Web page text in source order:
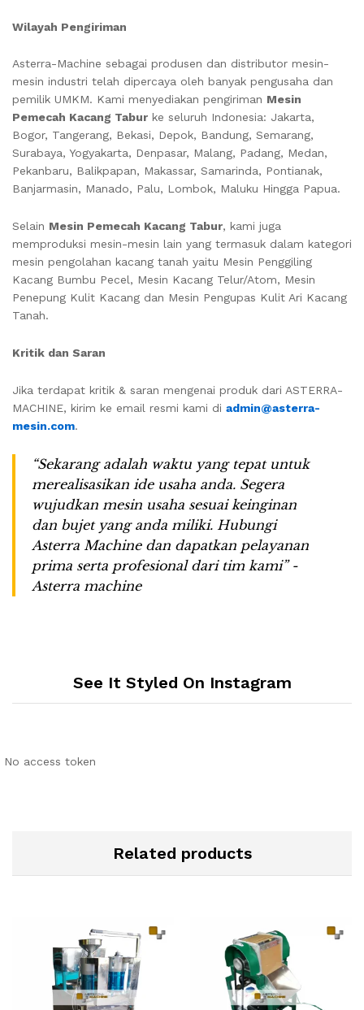
Wilayah Pengiriman
Asterra-Machine sebagai produsen dan distributor mesin-
mesin industri telah dipercaya oleh banyak pengusaha dan
pemilik UMKM. Kami menyediakan pengiriman Mesin
Pemecah Kacang Tabur ke seluruh Indonesia: Jakarta,
Bogor, Tangerang, Bekasi, Depok, Bandung, Semarang,
Surabaya, Yogyakarta, Denpasar, Malang, Padang, Medan,
Pekanbaru, Balikpapan, Makassar, Samarinda, Pontianak,
Banjarmasin, Manado, Palu, Lombok, Maluku Hingga Papua.
Selain Mesin Pemecah Kacang Tabur, kami juga
memproduksi mesin-mesin lain yang termasuk dalam kategori
mesin pengolahan kacang tanah yaitu Mesin Penggiling
Kacang Bumbu Pecel, Mesin Kacang Telur/Atom, Mesin
Penepung Kulit Kacang dan Mesin Pengupas Kulit Ari Kacang
Tanah.
Kritik dan Saran
Jika terdapat kritik & saran mengenai produk dari ASTERRA-
MACHINE, kirim ke email resmi kami di admin@asterra-
mesin.com.
“Sekarang adalah waktu yang tepat untuk
merealisasikan ide usaha anda. Segera
wujudkan mesin usaha sesuai keinginan
dan bujet yang anda miliki. Hubungi
Asterra Machine dan dapatkan pelayanan
prima serta profesional dari tim kami” -
Asterra machine
See It Styled On Instagram
No access token
Related products